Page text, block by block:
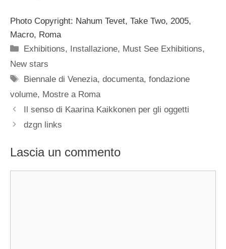
Photo Copyright: Nahum Tevet, Take Two, 2005,
Macro, Roma
Categorie
Exhibitions, Installazione, Must See Exhibitions,
New stars
Tag
Biennale di Venezia,documenta,fondazione
volume, Mostre a Roma
Il senso di Kaarina Kaikkonen per gli oggetti
dzgn links
Lascia un commento